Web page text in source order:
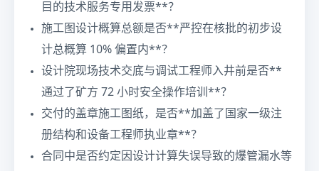
目的技术服务专用发票**？
施工图设计概算总额是否**严控在核批的初步设
计总概算 10% 偏置内**？
设计院现场技术交底与调试工程师入井前是否**
通过了矿方 72 小时安全操作培训**？
交付的盖章施工图纸，是否**加盖了国家一级注
册结构和设备工程师执业章**？
合同中是否约定因设计计算失误导致的爆管漏水等